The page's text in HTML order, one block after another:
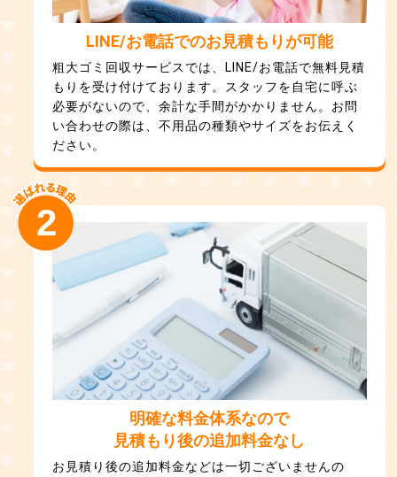
LINE/お電話でのお見積もりが可能
粗大ゴミ回収サービスでは、LINE/お電話で無料見積
もりを受け付けております。スタッフを自宅に呼ぶ
必要がないので、余計な手間がかかりません。お問
い合わせの際は、不用品の種類やサイズをお伝えく
ださい。
明確な料金体系なので
見積もり後の追加料金なし
お見積り後の追加料金などは一切ございませんの
2